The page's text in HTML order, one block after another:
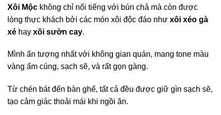
Xôi Mộc không chỉ nổi tiếng với bún chả mà còn được
lòng thực khách bởi các món xôi độc đáo như xôi xéo gà
xé hay xôi sườn cay.
Mình ấn tượng nhất với không gian quán, mang tone màu
vàng ấm cúng, sạch sẽ, và rất gọn gàng.
Từ chén bát đến bàn ghế, tất cả đều được giữ gìn sạch sẽ,
tạo cảm giác thoải mái khi ngồi ăn.